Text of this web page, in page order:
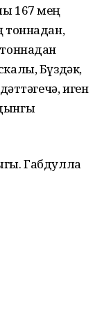
167 мең
Бүздәк,
иген
Габдулла